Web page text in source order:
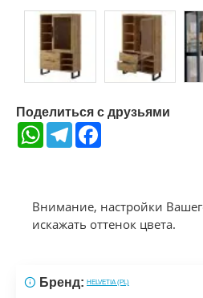
Поделиться с друзьями
WhatsAppTelegram
Внимание, настройки
искажать оттенок цвета.
Бренд: HELVETIA (PL)